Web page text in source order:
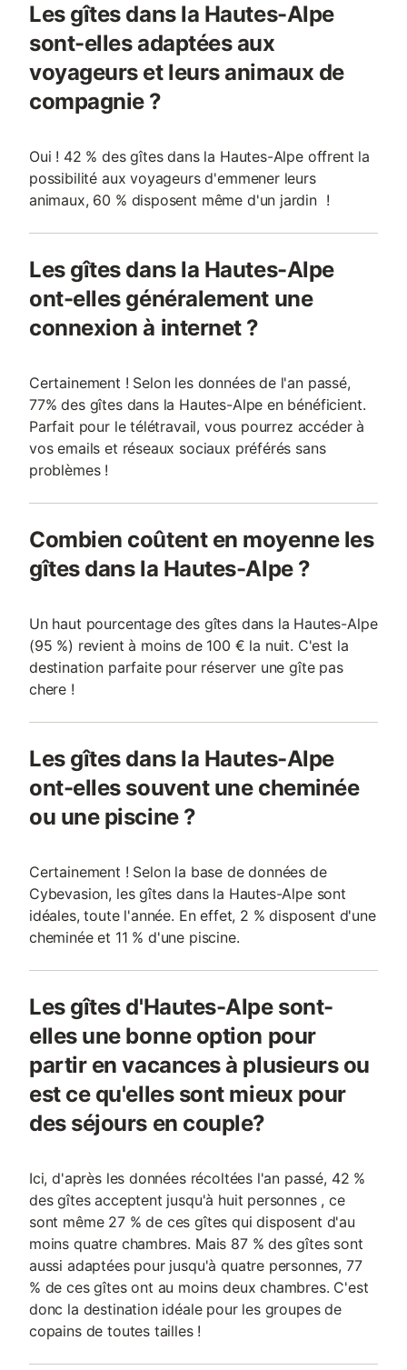
Les gîtes dans la Hautes-Alpe
sont-elles adaptées aux
voyageurs et leurs animaux de
compagnie ?
Oui ! 42 % des gîtes dans la Hautes-Alpe offrent la
possibilité aux voyageurs d'emmener leurs
animaux, 60 % disposent même d'un jardin !
Les gîtes dans la Hautes-Alpe
ont-elles généralement une
connexion à internet ?
Certainement ! Selon les données de l'an passé,
77% des gîtes dans la Hautes-Alpe en bénéficient.
Parfait pour le télétravail, vous pourrez accéder à
vos emails et réseaux sociaux préférés sans
problèmes !
Combien coûtent en moyenne les
gîtes dans la Hautes-Alpe ?
Un haut pourcentage des gîtes dans la Hautes-Alpe
(95 %) revient à moins de 100 € la nuit. C'est la
destination parfaite pour réserver une gîte pas
chere !
Les gîtes dans la Hautes-Alpe
ont-elles souvent une cheminée
ou une piscine ?
Certainement ! Selon la base de données de
Cybevasion, les gîtes dans la Hautes-Alpe sont
idéales, toute l'année. En effet, 2 % disposent d'une
cheminée et 11 % d'une piscine.
Les gîtes d'Hautes-Alpe sont-
elles une bonne option pour
partir en vacances à plusieurs ou
est ce qu'elles sont mieux pour
des séjours en couple?
Ici, d'après les données récoltées l'an passé, 42 %
des gîtes acceptent jusqu'à huit personnes , ce
sont même 27 % de ces gîtes qui disposent d'au
moins quatre chambres. Mais 87 % des gîtes sont
aussi adaptées pour jusqu'à quatre personnes, 77
% de ces gîtes ont au moins deux chambres. C'est
donc la destination idéale pour les groupes de
copains de toutes tailles !